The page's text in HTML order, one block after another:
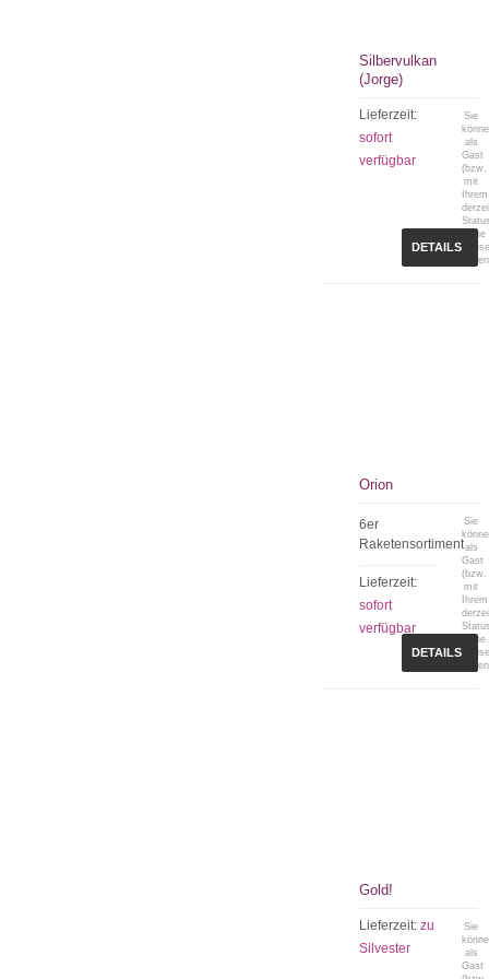
Silbervulkan
(Jorge)
Lieferzeit:
sofort
verfügbar
Sie
als
Gast
(bzw.
mit
Ihrem
keine
DETAILS
Orion
6er
Raketensortiment
Lieferzeit:
sofort
verfügbar
Sie
als
Gast
(bzw.
mit
Ihrem
keine
DETAILS
Gold!
Lieferzeit:zu
Silvester
Sie
als
Gast